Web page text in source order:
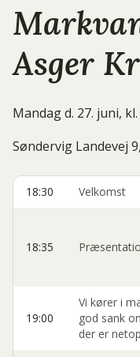
Asger
Mandag d. 27. juni, kl.
Søndervig Landevej
18:30 Velkomst
18:35
19:00
Vi kører i
god sank
der er